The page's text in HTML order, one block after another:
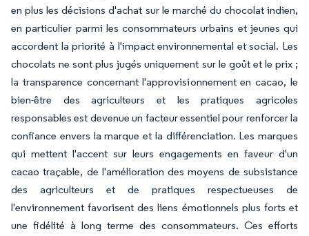
en plus les décisions d'achat sur le marché du chocolat indien,
en particulier parmi les consommateurs urbains et jeunes qui
accordent la priorité à l'impact environnemental et social. Les
chocolats ne sont plus jugés uniquement sur le goût et le prix ;
la transparence concernant l'approvisionnement en cacao, le
bien-être des agriculteurs et les pratiques agricoles
responsables est devenue un facteur essentiel pour renforcer la
confiance envers la marque et la différenciation. Les marques
qui mettent l'accent sur leurs engagements en faveur d'un
cacao traçable, de l'amélioration des moyens de subsistance
des agriculteurs et de pratiques respectueuses de
l'environnement favorisent des liens émotionnels plus forts et
une fidélité à long terme des consommateurs. Ces efforts